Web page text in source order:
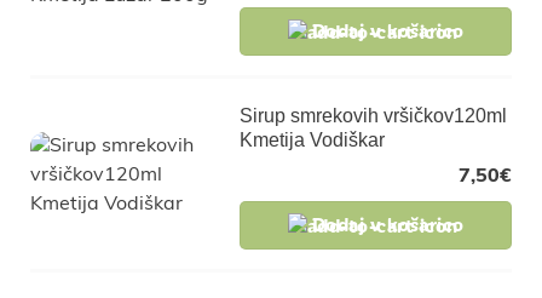
Dodaj v košarico
Sirup smrekovih vršičkov120ml
Kmetija Vodiškar
7,50€
Dodaj v košarico